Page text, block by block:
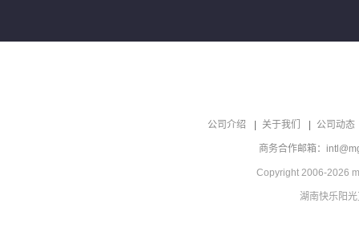
公司介绍 关于我们 公司动态
商务合作邮箱：
Copyright 2006-2026
湖南快乐阳